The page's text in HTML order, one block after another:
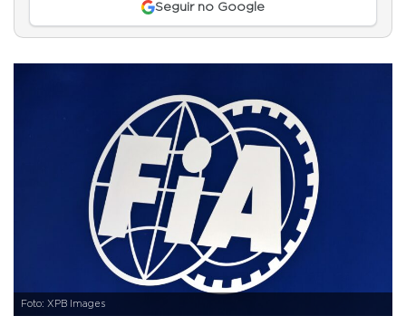
Seguir no Google
Foto: XPB Images